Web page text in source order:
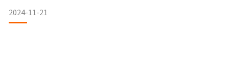
2024-11-21